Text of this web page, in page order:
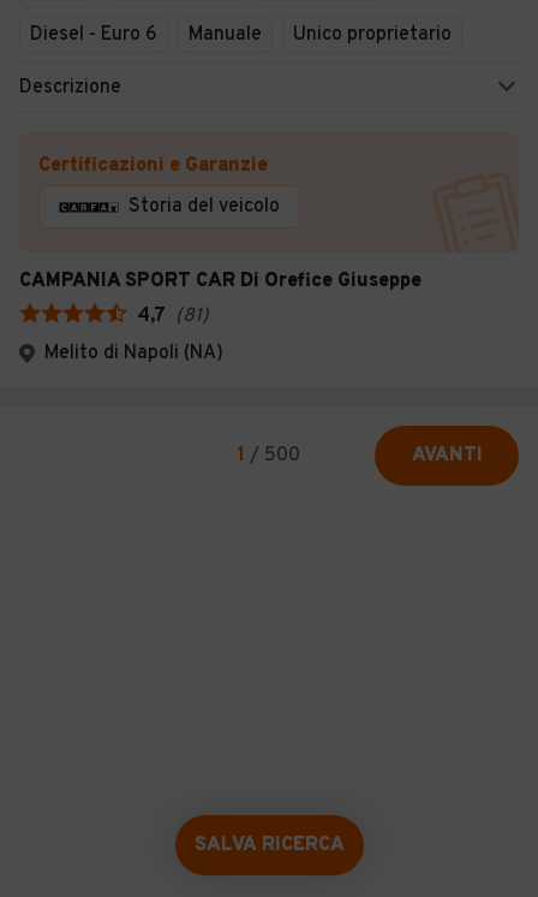
Diesel - Euro 6
Manuale Unico proprietario
Descrizione
Certificazioni e Garanzie
Storia del veicolo
CAMPANIA SPORT CAR Di Orefice Giuseppe
4,7 (81)
Melito di Napoli (NA)
1 / 500 AVANTI
SALVA RICERCA